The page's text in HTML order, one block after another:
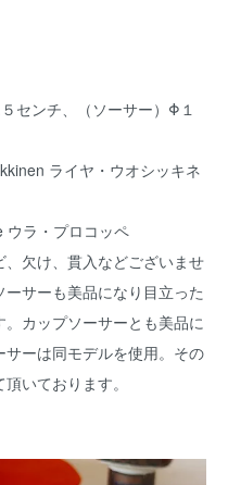
センチ、（ソーサー）Φ１
ライヤ・ウオシッキネ
ウラ・プロコッペ
、欠け、貫入などございませ
サーも美品になり目立った
カップソーサーとも美品に
ーは同モデルを使用。その
いております。